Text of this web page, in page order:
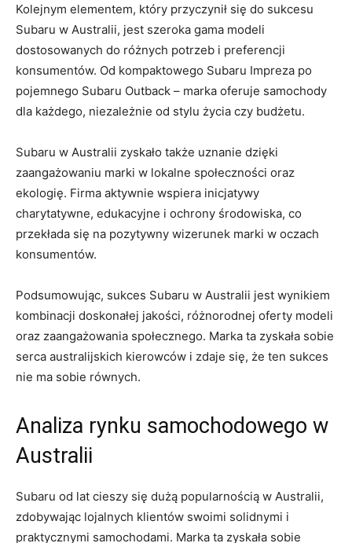
Kolejnym elementem, który przyczynił się do sukcesu
Subaru w Australii, jest szeroka gama ⁢modeli
dostosowanych do ‍różnych potrzeb ‌i‌ preferencji
konsumentów.‍ Od kompaktowego Subaru Impreza po
pojemnego Subaru​ Outback – ​marka oferuje samochody
⁤dla każdego, ⁢niezależnie od stylu ​życia czy​ budżetu.
Subaru w Australii zyskało także uznanie‍ dzięki
zaangażowaniu marki w lokalne społeczności‍ oraz
⁣ekologię. Firma aktywnie wspiera inicjatywy
charytatywne, edukacyjne i ⁣ochrony środowiska,⁢ co
przekłada ⁤się‌ na pozytywny wizerunek marki w oczach
konsumentów.
Podsumowując, sukces⁢ Subaru w ⁤Australii jest wynikiem
kombinacji doskonałej jakości,⁢ różnorodnej oferty modeli
oraz zaangażowania społecznego. Marka⁣ ta zyskała sobie
serca australijskich kierowców i zdaje się, że ten ‍sukces
nie ma sobie równych.
Analiza ‌rynku samochodowego w
Australii
Subaru ‍od lat ​cieszy się dużą popularnością​ w Australii,
zdobywając lojalnych klientów swoimi solidnymi⁣ i
praktycznymi ⁢samochodami. Marka ta zyskała⁢ sobie